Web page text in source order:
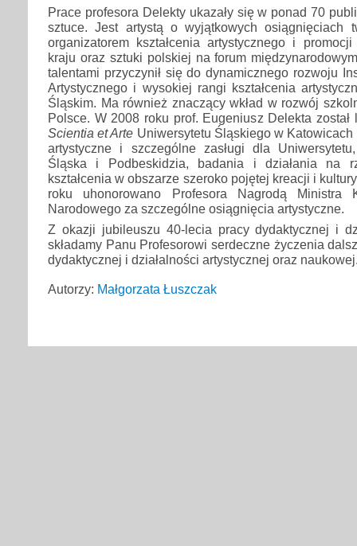
Prace profesora Delekty ukazały się w ponad 70
sztuce. Jest artystą o wyjątkowych osiągnięciach
organizatorem kształcenia artystycznego i
kraju oraz sztuki polskiej na forum
talentami przyczynił się do dynamicznego rozwoju
Artystycznego i wysokiej rangi kształcenia
Śląskim. Ma również znaczący wkład w rozwój
Polsce. W 2008 roku prof. Eugeniusz Delekta
Scientia et Arte Uniwersytetu Śląskiego w
artystyczne i szczególne zasługi dla
Śląska i Podbeskidzia, badania i działania na
kształcenia w obszarze szeroko pojętej kreacji i
roku uhonorowano Profesora Nagrodą Ministra
Narodowego za szczególne osiągnięcia artystyczne.
Z okazji jubileuszu 40-lecia pracy dydaktycznej i
składamy Panu Profesorowi serdeczne życzenia
dydaktycznej i działalności artystycznej oraz
Autorzy: Małgorzata Łuszczak